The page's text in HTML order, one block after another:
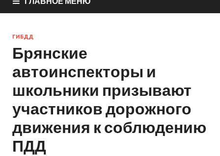
ГИБДД
Брянские
автоинспекторы и
школьники призывают
участников дорожного
движения к соблюдению
ПДД